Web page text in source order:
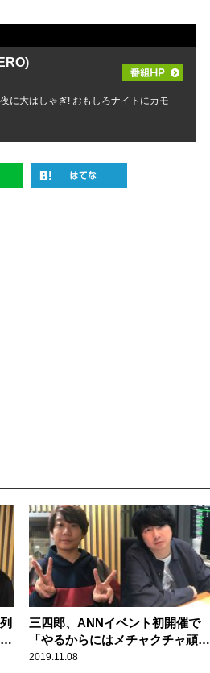
に大はしゃぎ! おもしろナイトにカモ
三四郎、ANNイベント初開催で
「やるからにはメチャクチャ頑張
る！ゲラへー！」
2019.11.08